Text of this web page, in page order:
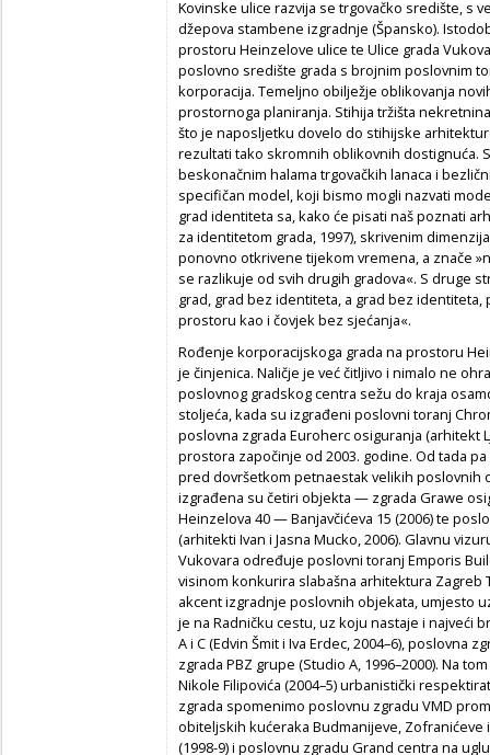
Kovinske ulice razvija se trgovačko središte, s
džepova stambene izgradnje (Špansko).
prostoru Heinzelove ulice te Ulice grada
poslovno središte grada s brojnim poslovnim
korporacija. Temeljno obilježje oblikovanja
prostornoga planiranja. Stihija tržišta
što je naposljetku dovelo do stihijske
rezultati tako skromnih oblikovnih dostignuća.
beskonačnim halama trgovačkih lanaca i
specifičan model, koji bismo mogli nazvati
grad identiteta sa, kako će pisati naš poznati
za identitetom grada, 1997), skrivenim
ponovno otkrivene tijekom vremena, a znače
se razlikuje od svih drugih gradova«. S druge
grad, grad bez identiteta, a grad bez
prostoru kao i čovjek bez sjećanja«.
Rođenje korporacijskoga grada na prostoru
je činjenica. Naličje je već čitljivo i nimalo ne
poslovnog gradskog centra sežu do kraja
stoljeća, kada su izgrađeni poslovni toranj
poslovna zgrada Euroherc osiguranja (arhitekt
prostora započinje od 2003. godine. Od tada
pred dovršetkom petnaestak velikih poslovnih
izgrađena su četiri objekta — zgrada Grawe
Heinzelova 40 — Banjavčićeva 15 (2006) te
(arhitekti Ivan i Jasna Mucko, 2006). Glavnu
Vukovara određuje poslovni toranj Emporis
visinom konkurira slabašna arhitektura Zagreb
akcent izgradnje poslovnih objekata, umjesto
je na Radničku cestu, uz koju nastaje i najveći
A i C (Edvin Šmit i Iva Erdec, 2004–6), poslovna
zgrada PBZ grupe (Studio A, 1996–2000). Na
Nikole Filipovića (2004–5) urbanistički
zgrada spomenimo poslovnu zgradu VMD
obiteljskih kućeraka Budmanijeve,
(1998-9) i poslovnu zgradu Grand centra na